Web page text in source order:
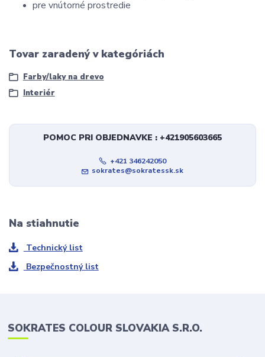
pre vnútorné prostredie
Tovar zaradený v kategóriách
Farby/laky na drevo
Interiér
POMOC PRI OBJEDNAVKE : +421905603665
+421 346242050
sokrates@sokratessk.sk
Na stiahnutie
Technický list
Bezpečnostný list
SOKRATES COLOUR SLOVAKIA S.R.O.